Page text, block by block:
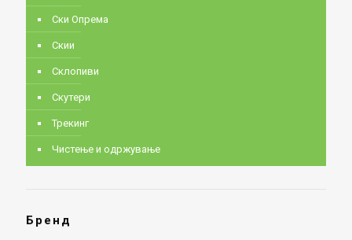
Ски Опрема
Скии
Склопиви
Скутери
Трекинг
Чистење и одржување
Бренд